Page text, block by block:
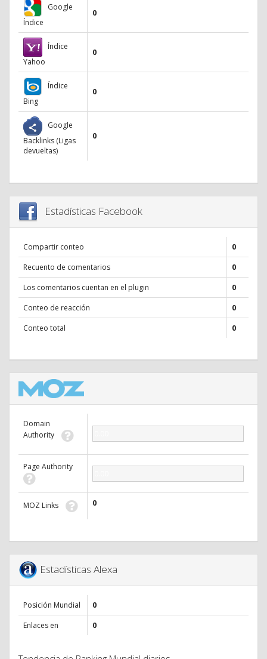
Google
Índice
0
Índice
Yahoo
0
Índice
Bing
0
Google
Backlinks (Ligas
devueltas)
0
Estadísticas Facebook
Compartir conteo
0
Recuento de comentarios
0
Los comentarios cuentan en el plugin
0
Conteo de reacción
0
Conteo total
0
Domain
Authority
Page Authority
MOZ Links 0
Estadísticas Alexa
Posición Mundial
0
Enlaces en
0